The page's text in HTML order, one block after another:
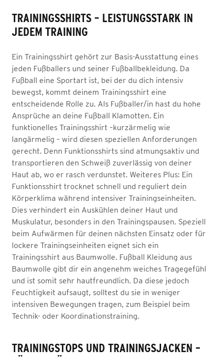
TRAININGSSHIRTS – LEISTUNGSSTARK IN
JEDEM TRAINING
Ein Trainingsshirt gehört zur Basis-Ausstattung eines
jeden Fußballers und seiner Fußballbekleidung. Da
Fußball eine Sportart ist, bei der du dich intensiv
bewegst, kommt deinem Trainingsshirt eine
entscheidende Rolle zu. Als Fußballer/in hast du hohe
Ansprüche an deine Fußball Klamotten. Ein
funktionelles Trainingsshirt –kurzärmelig wie
langärmelig – wird diesen speziellen Anforderungen
gerecht. Denn Funktionsshirts sind atmungsaktiv und
transportieren den Schweiß zuverlässig von deiner
Haut ab, wo er rasch verdunstet. Weiteres Plus: Ein
Funktionsshirt trocknet schnell und reguliert dein
Körperklima während intensiver Trainingseinheiten.
Dies verhindert ein Auskühlen deiner Haut und
Muskulatur, besonders in den Trainingspausen. Speziell
beim Aufwärmen für deinen nächsten Einsatz oder für
lockere Trainingseinheiten eignet sich ein
Trainingsshirt aus Baumwolle. Fußball Kleidung aus
Baumwolle gibt dir ein angenehm weiches Tragegefühl
und ist somit sehr hautfreundlich. Da diese jedoch
Feuchtigkeit aufsaugt, solltest du sie in weniger
intensiven Bewegungen tragen, zum Beispiel beim
Technik- oder Koordinationstraining.
TRAININGSTOPS UND TRAININGSJACKEN –